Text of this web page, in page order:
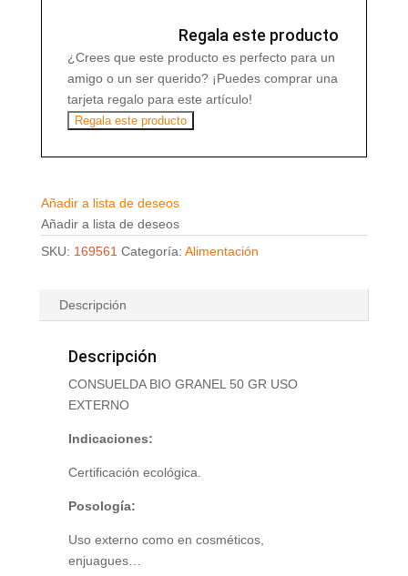
Regala este producto
¿Crees que este producto es perfecto para un
amigo o un ser querido? ¡Puedes comprar una
tarjeta regalo para este artículo!
Regala este producto
Añadir a lista de deseos
Añadir a lista de deseos
SKU: 169561 Categoría: Alimentación
Descripción
Descripción
CONSUELDA BIO GRANEL 50 GR USO
EXTERNO
Indicaciones:
Certificación ecológica.
Posología:
Uso externo como en cosméticos,
enjuagues…